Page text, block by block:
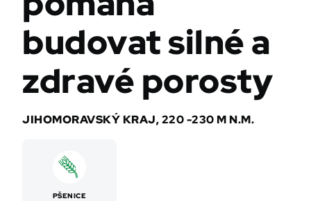
budovat silné a
zdravé porosty
JIHOMORAVSKÝ KRAJ, 220 -230 M N.M.
PŠENICE